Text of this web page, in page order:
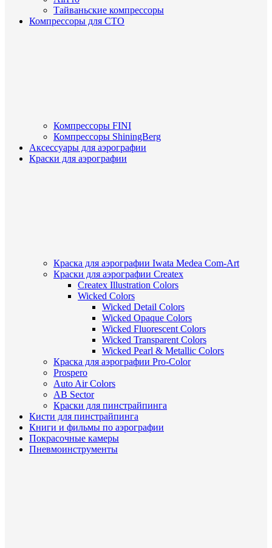
Тайваньские компрессоры
Компрессоры для СТО
Компрессоры FINI
Компрессоры ShiningBerg
Аксессуары для аэрографии
Краски для аэрографии
Краска для аэрографии Iwata Medea Com-Art
Краски для аэрографии Createx
Createx Illustration Colors
Wicked Colors
Wicked Detail Colors
Wicked Opaque Colors
Wicked Fluorescent Colors
Wicked Transparent Colors
Wicked Pearl & Metallic Colors
Краска для аэрографии Pro-Color
Prospero
Auto Air Colors
AB Sector
Краски для пинстрайпинга
Кисти для пинстрайпинга
Книги и фильмы по аэрографии
Покрасочные камеры
Пневмоинструменты